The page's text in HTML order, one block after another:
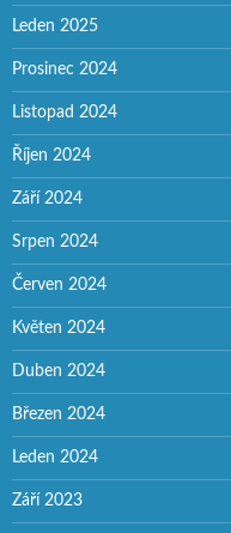
Leden 2025
Prosinec 2024
Listopad 2024
Říjen 2024
Září 2024
Srpen 2024
Červen 2024
Květen 2024
Duben 2024
Březen 2024
Leden 2024
Září 2023